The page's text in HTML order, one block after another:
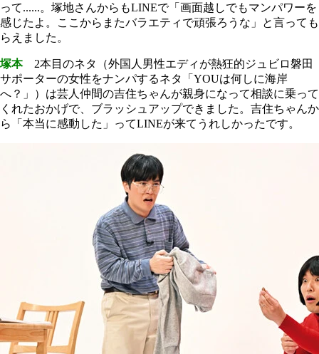
って......。塚地さんからもLINEで「画面越しでもマンパワーを
感じたよ。ここからまたバラエティで頑張ろうな」と言っても
らえました。
塚本2本目のネタ（外国人男性エディが熱狂的ジュビロ磐田
サポーターの女性をナンパするネタ「YOUは何しに海岸
へ？」）は芸人仲間の吉住ちゃんが親身になって相談に乗って
くれたおかげで、ブラッシュアップできました。吉住ちゃんか
ら「本当に感動した」ってLINEが来てうれしかったです。